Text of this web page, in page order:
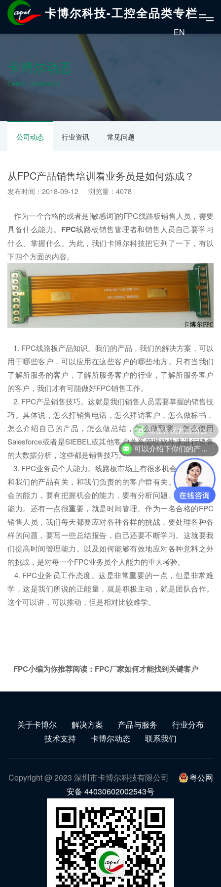
卡博尔科技-工控全品类专栏
EN
卡博尔动态
CABOL DYNAMICS
公司动态 行业资讯 常见问题
从FPC产品销售培训看业务员是如何炼成？
发布时间：2018-09-12 浏览量：4078
作为一个合格的或者是[敏感词]的FPC线路板销售人员，需要
具备什么能力。 FPC线路板销售管理者和销售人员自己要学习
什么、掌握什么。为此，我们卡博尔科技把它列了一下，有以
下四个方面的内容。
1. FPC线路板产品知识。我们的产品，我们的解决方案，可以
用于哪些客户，可以应用在这些客户的哪些地方。只有当我们
了解所服务的客户，了解所服务客户的行业，了解所服务客户
的客户，我们才有可能做好FPC销售工作。
2. FPC产品销售技巧。这就是我们销售人员需要掌握的销售技
巧。具体说，怎么打销售电话，怎么拜访客户，怎么做标书，
怎么介绍自己的产品，怎么做总结，怎么做预测，怎么使用
Salesforce或者是SIEBEL或其他客户关系管理软件来进行销售
的大数据分析，这些都是销售技巧。
3. FPC业务员个人能力。线路板市场上有很多机会，哪些机会
和我们的产品有关，和我们负责的的客户群有关。要有发现机
会的能力，要有把握机会的能力，要有分析问题、解决问题的
能力。还有一点很重要，就是时间管理。作为一名合格的FPC
销售人员，我们每天都要应对各种各样的挑战，要处理各种各
样的问题，要写一些总结报告，自己还要不断学习。这就要我
们提高时间管理能力。以及如何能够有效地应对各种意料之外
的挑战，是对每一个FPC业务员个人能力的重大考验。
4. FPC业务员工作态度。这是非常重要的一点，但是非常难
学，这是我们所说的正能量，就是积极主动，就是团队合作。
这个可以讲，可以推动，但是相对比较难学。
FPC小编为你推荐阅读： FPC厂家如何才能找到关键客户
关于卡博尔 解决方案 产品与服务
行业分布
技术支持
卡博尔动态 联系我们
Copyright @ 2023 深圳市卡博尔科技有限公司
粤公网
安备 44030602002543号
可以介绍下你们的产品么？
现在有优惠活动么？